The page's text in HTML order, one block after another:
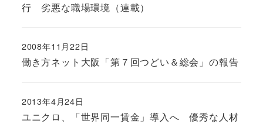
行 劣悪な職場環境（連載）
働き方ネット大阪「第７回つどい＆総会」の報告
投稿日
2008年11月22日
ユニクロ、「世界同一賃金」導入へ 優秀な人材
投稿日
2013年4月24日